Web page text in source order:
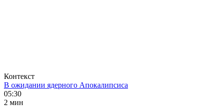
Контекст
В ожидании ядерного Апокалипсиса
05:30
2 мин